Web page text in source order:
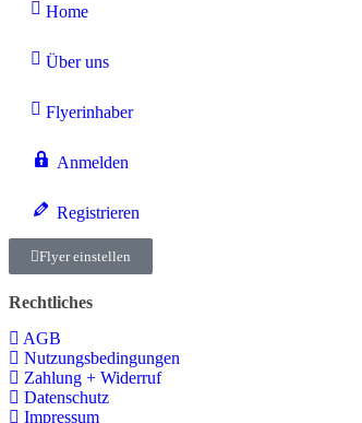
Home
Über uns
Flyerinhaber
Anmelden
Registrieren
Flyer einstellen
Rechtliches
AGB
Nutzungsbedingungen
Zahlung + Widerruf
Datenschutz
Impressum